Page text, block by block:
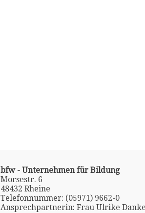
bfw - Unternehmen für Bildung
Morsestr. 6
48432 Rheine
Telefonnummer: (05971) 9662-0
Ansprechpartnerin: Frau Ulrike